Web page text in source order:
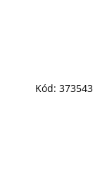
Kód: 373543